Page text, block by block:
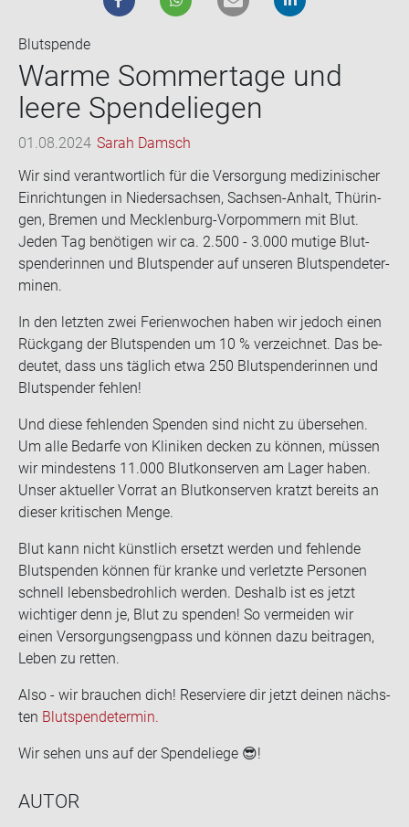
Blutspende
Warme Som­mer­ta­ge und
leere Spen­de­lie­gen
01.08.2024 Sarah Damsch
Wir sind ver­ant­wort­lich für die Ver­sor­gung me­di­zi­ni­scher
Ein­rich­tun­gen in Nie­der­sach­sen, Sachsen-​Anhalt, Thü­rin­
gen, Bre­men und Mecklenburg-​Vorpommern mit Blut.
Jeden Tag be­nö­ti­gen wir ca. 2.500 - 3.000 mu­ti­ge Blut­
spen­de­rin­nen und Blut­spen­der auf un­se­ren Blut­spen­de­ter­
mi­nen.
In den letz­ten zwei Fe­ri­en­wo­chen haben wir je­doch einen
Rück­gang der Blut­spen­den um 10 % ver­zeich­net. Das be­
deu­tet, dass uns täg­lich etwa 250 Blut­spen­de­rin­nen und
Blut­spen­der feh­len!
Und diese feh­len­den Spen­den sind nicht zu über­se­hen.
Um alle Be­dar­fe von Kli­ni­ken de­cken zu kön­nen, müs­sen
wir min­des­tens 11.000 Blut­kon­ser­ven am Lager haben.
Unser ak­tu­el­ler Vor­rat an Blut­kon­ser­ven kratzt be­reits an
die­ser kri­ti­schen Menge.
Blut kann nicht künst­lich er­setzt wer­den und feh­len­de
Blut­spen­den kön­nen für kran­ke und ver­letz­te Per­so­nen
schnell le­bens­be­droh­lich wer­den. Des­halb ist es jetzt
wich­ti­ger denn je, Blut zu spen­den! So ver­mei­den wir
einen Ver­sor­gungs­eng­pass und kön­nen dazu bei­tra­gen,
Leben zu ret­ten.
Also - wir brau­chen dich! Re­ser­vie­re dir jetzt dei­nen nächs­
ten Blut­spen­de­ter­min.
Wir sehen uns auf der Spen­de­lie­ge 😎!
AUTOR